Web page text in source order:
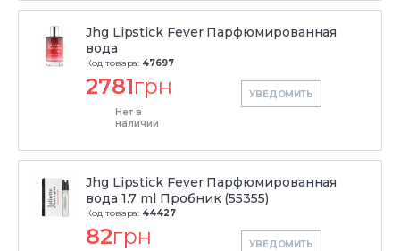
Jhg Lipstick Fever Парфюмированная
вода
Код товара: 47697
2781грн
Нет в
наличии
УВЕДОМИТЬ
Jhg Lipstick Fever Парфюмированная
вода 1.7 ml Пробник (55355)
Код товара: 44427
82грн УВЕДОМИТЬ